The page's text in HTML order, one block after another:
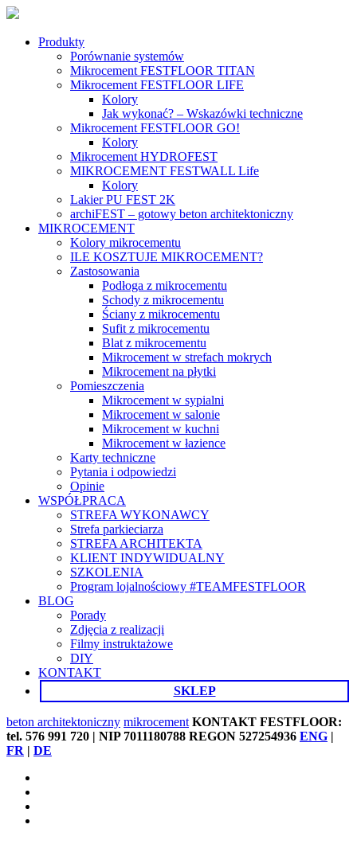
Produkty
Porównanie systemów
Mikrocement FESTFLOOR TITAN
Mikrocement FESTFLOOR LIFE
Kolory
Jak wykonać? – Wskazówki techniczne
Mikrocement FESTFLOOR GO!
Kolory
Mikrocement HYDROFEST
MIKROCEMENT FESTWALL Life
Kolory
Lakier PU FEST 2K
archiFEST – gotowy beton architektoniczny
MIKROCEMENT
Kolory mikrocementu
ILE KOSZTUJE MIKROCEMENT?
Zastosowania
Podłoga z mikrocementu
Schody z mikrocementu
Ściany z mikrocementu
Sufit z mikrocementu
Blat z mikrocementu
Mikrocement w strefach mokrych
Mikrocement na płytki
Pomieszczenia
Mikrocement w sypialni
Mikrocement w salonie
Mikrocement w kuchni
Mikrocement w łazience
Karty techniczne
Pytania i odpowiedzi
Opinie
WSPÓŁPRACA
STREFA WYKONAWCY
Strefa parkieciarza
STREFA ARCHITEKTA
KLIENT INDYWIDUALNY
SZKOLENIA
Program lojalnościowy #TEAMFESTFLOOR
BLOG
Porady
Zdjęcia z realizacji
Filmy instruktażowe
DIY
KONTAKT
SKLEP
beton architektoniczny mikrocement KONTAKT FESTFLOOR:
tel. 576 991 720 | NIP 7011180788 REGON 527254936 ENG |
FR | DE